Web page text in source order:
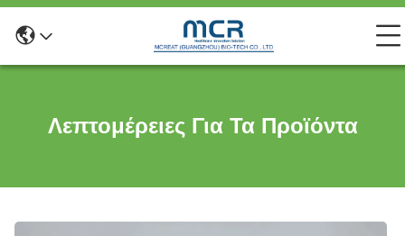
Λεπτομέρειες Για Τα Προϊόντα